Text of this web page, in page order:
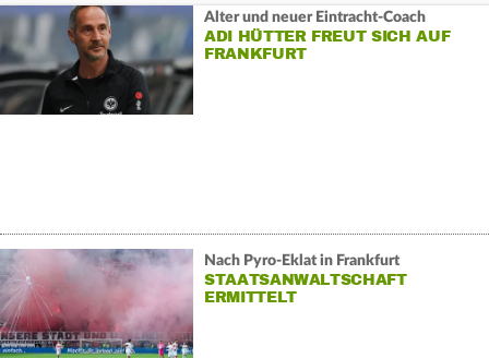
Alter und neuer Eintracht-Coach
ADI HÜTTER FREUT SICH AUF
FRANKFURT
Nach Pyro-Eklat in Frankfurt
STAATSANWALTSCHAFT
ERMITTELT